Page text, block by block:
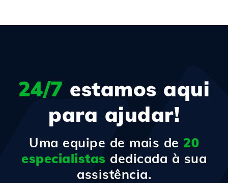
24/7 estamos aqui
para ajudar!
Uma equipe de mais de 20
especialistas dedicada à sua
assistência.